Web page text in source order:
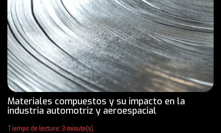
Materiales compuestos y su impacto en la
industria automotriz y aeroespacial
Tiempo de lectura: 3 minuto(s)